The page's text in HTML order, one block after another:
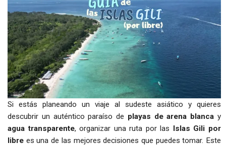
Si estás planeando un viaje al sudeste asiático y quieres
descubrir un auténtico paraíso de playas de arena blanca y
agua transparente, organizar una ruta por las Islas Gili por
libre es una de las mejores decisiones que puedes tomar. Este